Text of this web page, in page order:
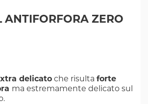
ANTIFORFORA ZERO
delicato che risulta forte
ma estremamente delicato sul